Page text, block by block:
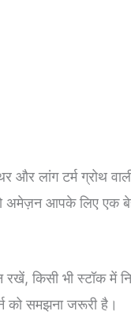
और लांग टर्म ग्रोथ
अमेज़न आपके लिए एक
रखें, किसी भी स्टॉक में
को समझना जरूरी है।